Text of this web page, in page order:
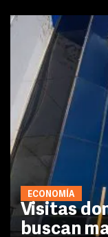
ECONOMÍA
Visitas
buscan